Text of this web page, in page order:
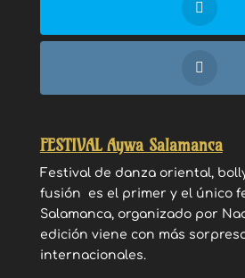
FESTIVAL Aywa Salamanca
Festival de danza oriental,
fusión es el primer y el único
Salamanca, organizado por
edición viene con más
internacionales.